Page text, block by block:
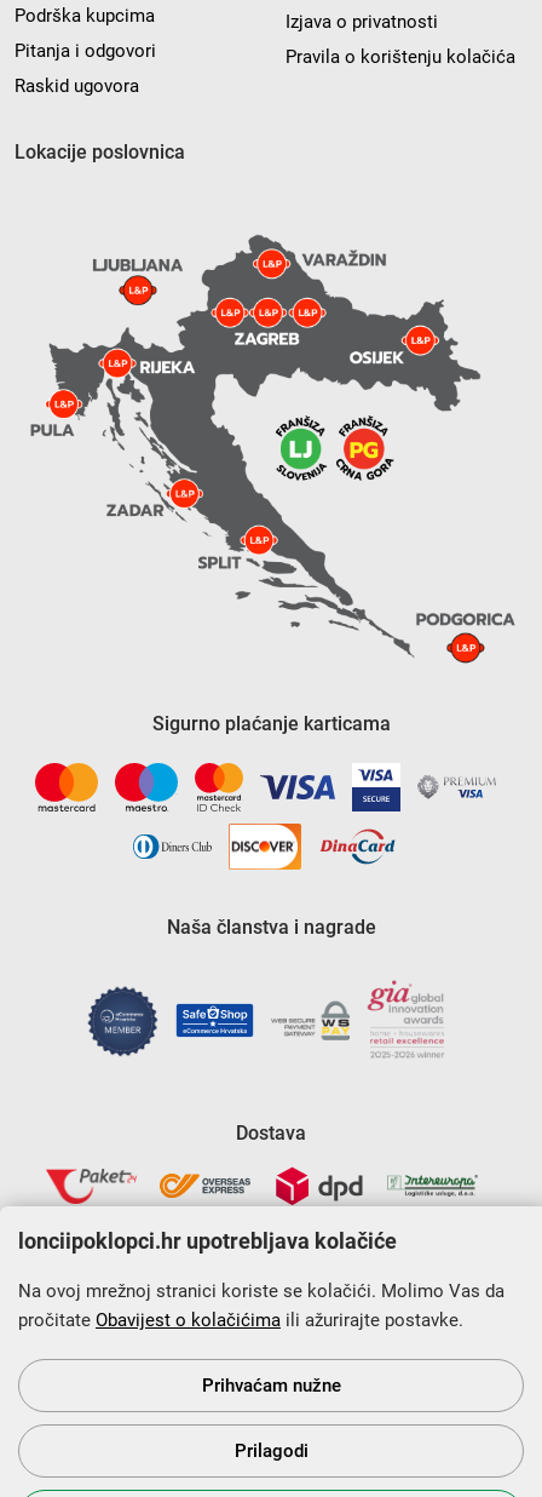
Podrška kupcima
Pitanja i odgovori
Raskid ugovora
Izjava o privatnosti
Pravila o korištenju kolačića
Lokacije poslovnica
Sigurno plaćanje karticama
Naša članstva i nagrade
Dostava
Krajnji primatelj financijskog instrumenta sufinanciranog iz
Europskog fonda za regionalni razvoj u sklopu Operativnog
programa „Konkurentnost i kohezija”.
s Vama od 2014. godine!
lonciipoklopci.hr upotrebljava kolačiće
Na ovoj mrežnoj stranici koriste se kolačići. Molimo Vas da
pročitate Obavijest o kolačićima ili ažurirajte postavke.
Prihvaćam nužne
Prilagodi